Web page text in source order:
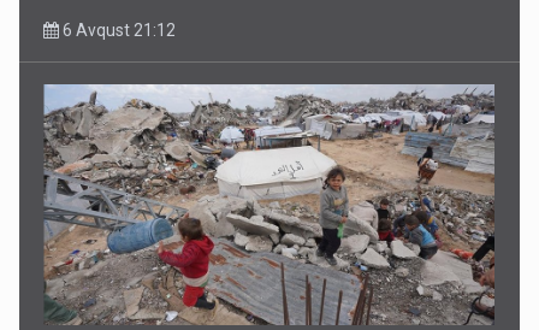
6 Avqust 21:12